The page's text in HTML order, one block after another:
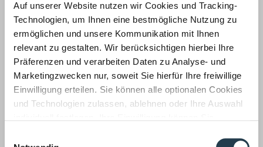
Auf unserer Website nutzen wir Cookies und Tracking-
Technologien, um Ihnen eine bestmögliche Nutzung zu
ermöglichen und unsere Kommunikation mit Ihnen
relevant zu gestalten. Wir berücksichtigen hierbei Ihre
Präferenzen und verarbeiten Daten zu Analyse- und
Marketingzwecken nur, soweit Sie hierfür Ihre freiwillige
Einwilligung erteilen. Sie können alle optionalen Cookies
und Technologien zulassen, ablehnen oder Ihre Auswahl
Tatbestand erfasst. Solche Unterschiede entscheiden
darüber, welche Steuer entsteht, welche Anrechnung
möglich ist und welche Nachweise erforderlich sind.
Gerade weil das Ergebnis stark vom Einzelfall abhängt, ist
es riskant, aus nationalen Erfahrungswerten zu schließen,
dass eine Immobilie „immer“ im Belegenheitsstaat
abschließend besteuert wird.
Ausländische Betriebsstätten, Beteiligungen und
Unternehmerische Vermögensnachfolge ist häufig mit